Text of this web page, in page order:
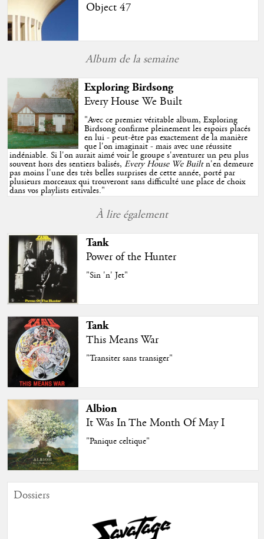
Object 47
Album de la semaine
Exploring Birdsong
Every House We Built
"Avec ce premier véritable album, Exploring
Birdsong confirme pleinement les espoirs placés
en lui - peut-être pas exactement de la manière
que l'on imaginait - mais avec une réussite
indéniable. Si l'on aurait aimé voir le groupe s'aventurer un peu plus
souvent hors des sentiers balisés,Every House We Builtn'en demeure
pas moins l'une des très belles surprises de cette année, porté par
plusieurs morceaux qui trouveront sans difficulté une place de choix
dans vos playlists estivales."
À lire également
Tank
Power of the Hunter
"Sin 'n' Jet"
Tank
This Means War
"Transiter sans transiger"
Albion
It Was In The Month Of May I
"Panique celtique"
Dossiers